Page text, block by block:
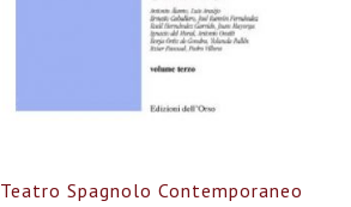
Teatro Spagnolo Contemporaneo